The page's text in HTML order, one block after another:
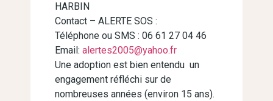
HARBIN
Contact – ALERTE SOS :
Téléphone ou SMS : 06 61 27 04 46
Email: alertes2005@yahoo.fr
Une adoption est bien entendu un
engagement réfléchi sur de
nombreuses années (environ 15 ans).